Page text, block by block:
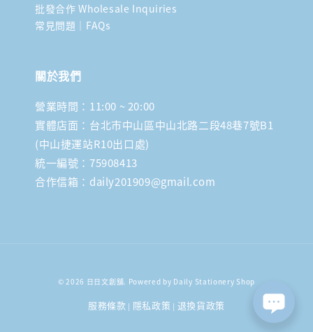
批發合作 Wholesale Inquiries
常見問題｜FAQs
關於我們
營業時間：11:00 ~ 20:00
實體店面：台北市中山區中山北路二段48巷7號B1
(中山捷運站R10出口處)
統一編號：75908413
合作信箱：daily201909@gmail.com
© 2026 日日文創舖. Powered by Daily Stationery Shop
服務條款 | 隱私政策 | 退換貨政策